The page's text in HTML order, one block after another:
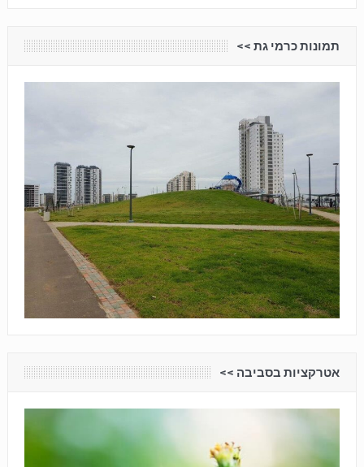
תמונות כרמי גת <<
אטרקציות בסביבה <<